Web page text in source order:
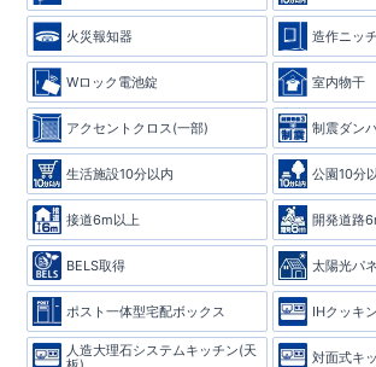
火災報知器 造作ニッチ
Wロック電池錠 室内物干
アクセントクロス(一部) 制震ダン
生活施設10分以内 公園10分
接道6m以上 開発道路
BELS取得 太陽光パ
ポスト一体型宅配ボックス IHクッキ
人造大理石システムキッチン(天
対面式キ